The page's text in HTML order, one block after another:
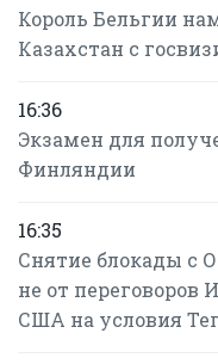
Король Бельгии
Казахстан с
16:36
Экзамен для
Финляндии
16:35
Снятие блокады с
не от переговоров
США на условия